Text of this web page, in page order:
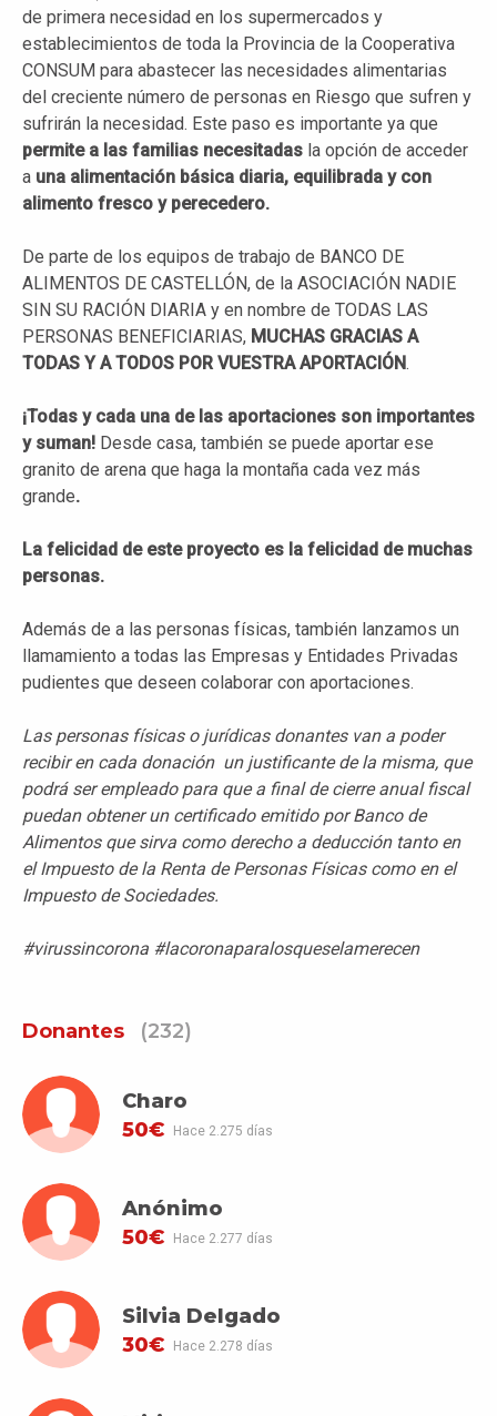
de primera necesidad en los supermercados y
establecimientos de toda la Provincia de la Cooperativa
CONSUM para abastecer las necesidades alimentarias
del creciente número de personas en Riesgo que sufren y
sufrirán la necesidad. Este paso es importante ya que
permite a las familias necesitadas la opción de acceder
a una alimentación básica diaria, equilibrada y con
alimento fresco y perecedero.
De parte de los equipos de trabajo de BANCO DE
ALIMENTOS DE CASTELLÓN, de la ASOCIACIÓN NADIE
SIN SU RACIÓN DIARIA y en nombre de TODAS LAS
PERSONAS BENEFICIARIAS, MUCHAS GRACIAS A
TODAS Y A TODOS POR VUESTRA APORTACIÓN.
¡Todas y cada una de las aportaciones son importantes
y suman! Desde casa, también se puede aportar ese
granito de arena que haga la montaña cada vez más
grande.
La felicidad de este proyecto es la felicidad de muchas
personas.
Además de a las personas físicas, también lanzamos un
llamamiento a todas las Empresas y Entidades Privadas
pudientes que deseen colaborar con aportaciones.
Las personas físicas o jurídicas donantes van a poder
recibir en cada donación un justificante de la misma, que
podrá ser empleado para que a final de cierre anual fiscal
puedan obtener un certificado emitido por Banco de
Alimentos que sirva como derecho a deducción tanto en
el Impuesto de la Renta de Personas Físicas como en el
Impuesto de Sociedades.
#virussincorona #lacoronaparalosqueselamerecen
Donantes (232)
Charo
50€
Hace 2.275 días
Anónimo
50€
Hace 2.277 días
Silvia Delgado
30€
Hace 2.278 días